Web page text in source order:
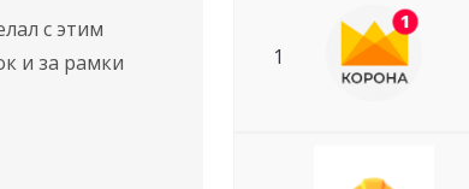
с этим
и за рамки
1